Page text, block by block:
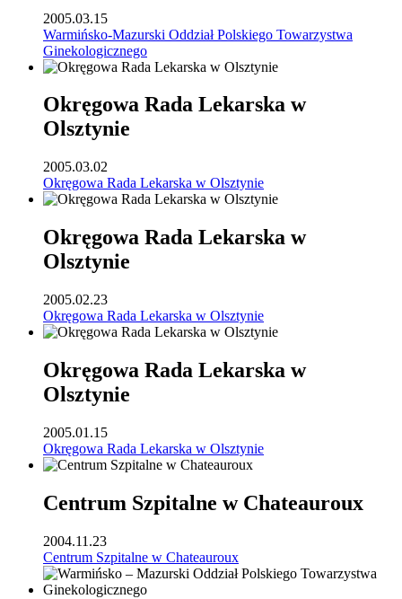
2005.03.15
Warmińsko-Mazurski Oddział Polskiego Towarzystwa
Ginekologicznego
Okręgowa Rada Lekarska w
Olsztynie
2005.03.02
Okręgowa Rada Lekarska w Olsztynie
Okręgowa Rada Lekarska w
Olsztynie
2005.02.23
Okręgowa Rada Lekarska w Olsztynie
Okręgowa Rada Lekarska w
Olsztynie
2005.01.15
Okręgowa Rada Lekarska w Olsztynie
Centrum Szpitalne w Chateauroux
2004.11.23
Centrum Szpitalne w Chateauroux